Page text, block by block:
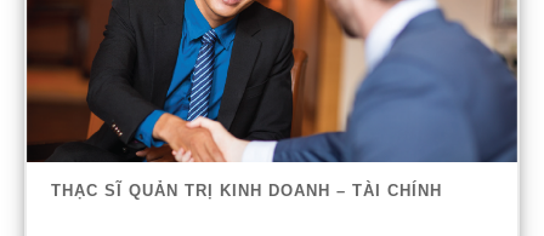
THẠC SĨ QUẢN TRỊ KINH DOANH – TÀI CHÍNH